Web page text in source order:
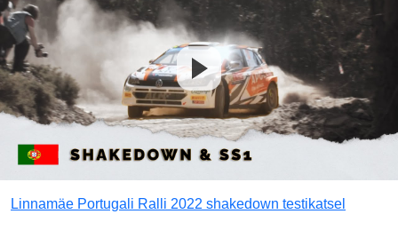
Linnamäe Portugali Ralli 2022 shakedown testikatsel